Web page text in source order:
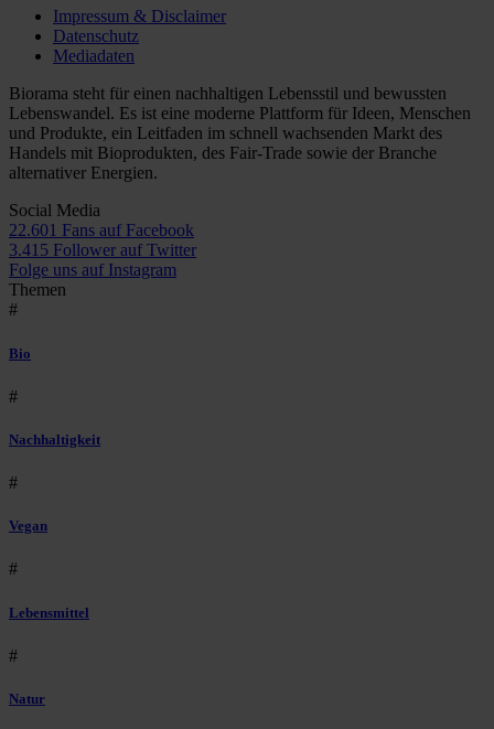
Impressum & Disclaimer
Datenschutz
Mediadaten
Biorama steht für einen nachhaltigen Lebensstil und bewussten
Lebenswandel. Es ist eine moderne Plattform für Ideen, Menschen
und Produkte, ein Leitfaden im schnell wachsenden Markt des
Handels mit Bioprodukten, des Fair-Trade sowie der Branche
alternativer Energien.
Social Media
22.601 Fans auf Facebook
3.415 Follower auf Twitter
Folge uns auf Instagram
Themen
#
Bio
#
Nachhaltigkeit
#
Vegan
#
Lebensmittel
#
Natur